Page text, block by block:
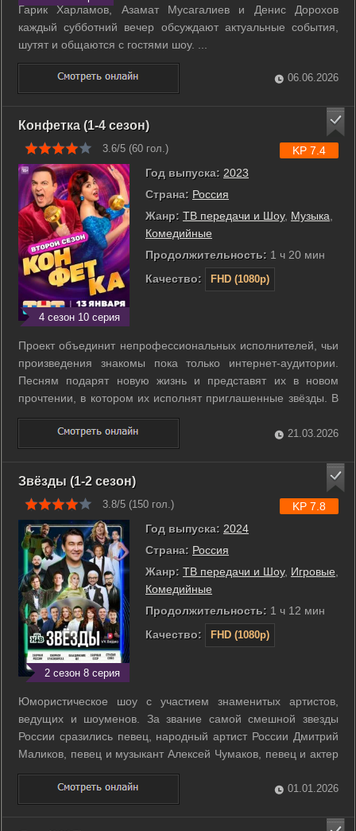
Гарик Харламов, Азамат Мусагалиев и Денис Дорохов
каждый субботний вечер обсуждают актуальные события,
шутят и общаются с гостями шоу. ...
06.06.2026
Конфетка (1-4 сезон)
3.6/5 (60 гол.)
4 сезон 10 серия
Год выпуска: 2023
Страна: Россия
Жанр: ТВ передачи и Шоу, Музыка
Комедийные
Продолжительность: 1 ч 20 мин
Качество:
FHD (1080p)
KP 7.4
Проект объединит непрофессиональных исполнителей, чьи
произведения знакомы пока только интернет-аудитории.
Песням подарят новую жизнь и представят их в новом
прочтении, в котором их исполнят приглашенные звёзды. В
рамках каждого выпуска встречаются пять талантливых
исполнителей, которые представят свои песни, а также пять
популярных артистов, ...
21.03.2026
Звёзды (1-2 сезон)
3.8/5 (150 гол.)
2 сезон 8 серия
Год выпуска: 2024
Страна: Россия
Жанр: ТВ передачи и Шоу, Игровые
Комедийные
Продолжительность: 1 ч 12 мин
Качество:
FHD (1080p)
KP 7.8
Юмористическое шоу с участием знаменитых артистов,
ведущих и шоуменов. За звание самой смешной звезды
России сразились певец, народный артист России Дмитрий
Маликов, певец и музыкант Алексей Чумаков, певец и актер
Александр Ревва, телеведущая Лера Кудрявцева, певец и
народный артист РФ Филипп Киркоров и другие звезды,
имена которых давно у всех на ...
01.01.2026